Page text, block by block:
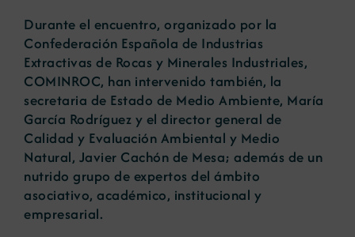
Durante el encuentro, organizado por la
Confederación Española de Industrias
Extractivas de Rocas y Minerales Industriales,
COMINROC, han intervenido también, la
secretaria de Estado de Medio Ambiente, María
García Rodríguez y el director general de
Calidad y Evaluación Ambiental y Medio
Natural, Javier Cachón de Mesa; además de un
nutrido grupo de expertos del ámbito
asociativo, académico, institucional y
empresarial.